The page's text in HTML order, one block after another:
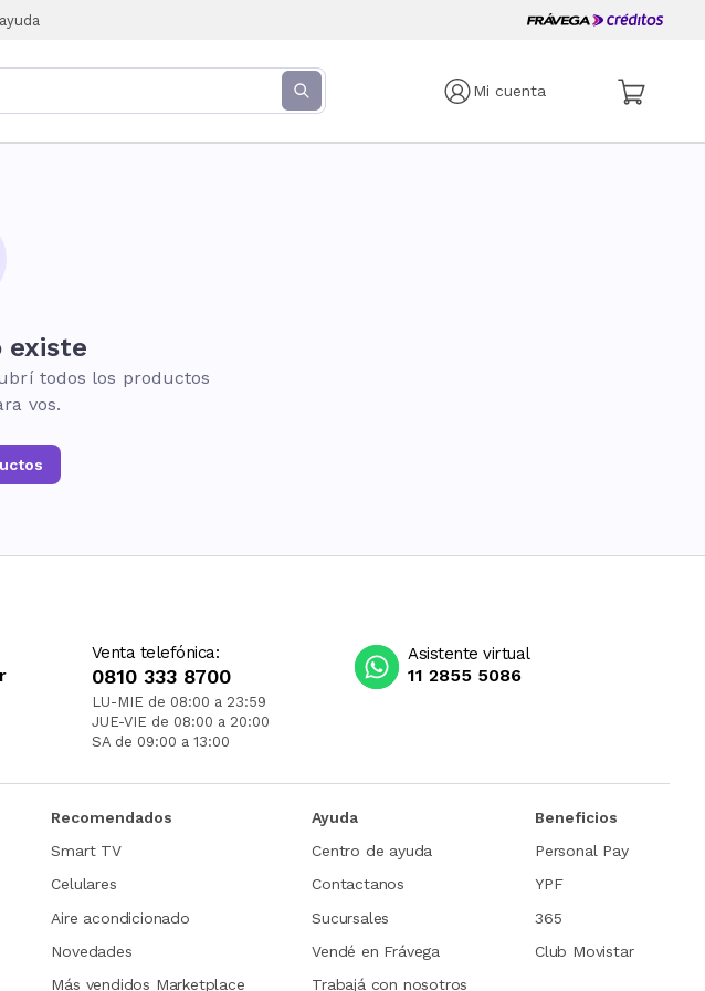
Mi cuenta
existe
todos los productos
vos.
Venta telefónica:
0810 333 8700
LU-MIE de 08:00 a 23:59
JUE-VIE de 08:00 a 20:00
SA de 09:00 a 13:00
Asistente virtual
11 2855 5086
Recomendados
Smart TV
Celulares
Aire acondicionado
Novedades
Más vendidos Marketplace
Ayuda
Centro de ayuda
Contactanos
Sucursales
Vendé en Frávega
Trabajá con nosotros
Beneficios
Personal Pay
YPF
365
Club Movistar